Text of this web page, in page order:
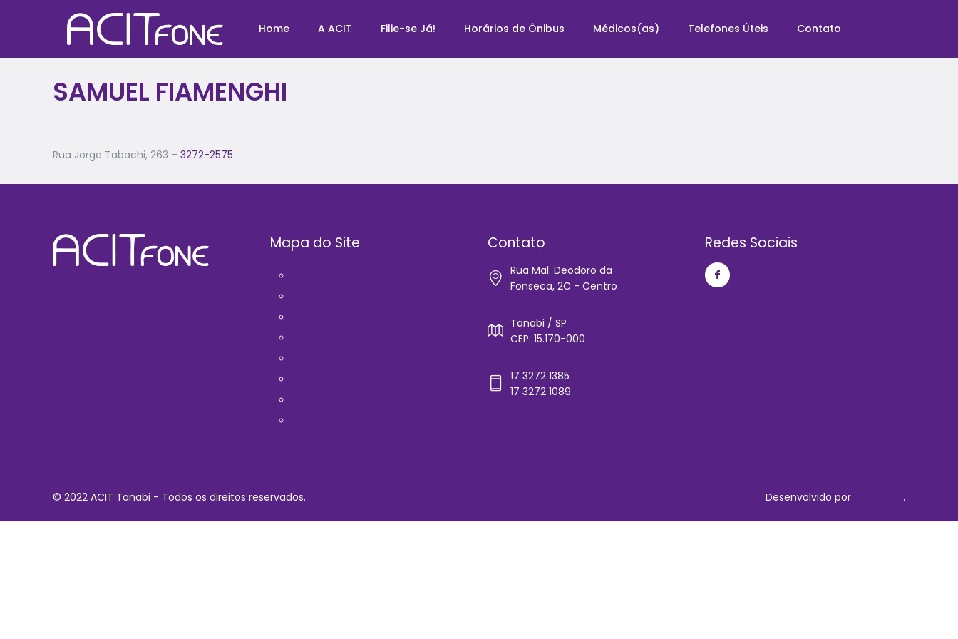
Home A ACIT Filie-se Já! Horários de Ônibus Médicos(as) Telefones Úteis Contato
SAMUEL FIAMENGHI
Rua Jorge Tabachi, 263 –3272-2575
Mapa do Site Contato
Rua Mal. Deodoro da
Fonseca, 2C - Centro
Tanabi / SP
CEP: 15.170-000
17 3272 1385
17 3272 1089
Redes Sociais
© 2022 ACIT Tanabi - Todos os direitos reservados. Desenvolvido por .